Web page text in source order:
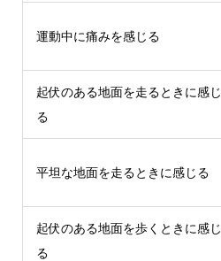
運動中に痛みを感じる
起伏のある地面を走るときに感じ
る
平坦な地面を走るときに感じる
起伏のある地面を歩くときに感じ
る